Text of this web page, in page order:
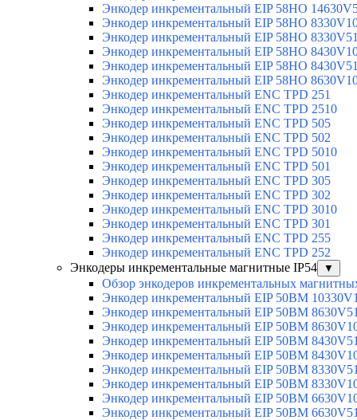
Энкодер инкрементальный EIP 58HO
Энкодер инкрементальный EIP 58HO
Энкодер инкрементальный EIP 58HO
Энкодер инкрементальный EIP 58HO
Энкодер инкрементальный EIP 58HO
Энкодер инкрементальный EIP 58HO
Энкодер инкрементальный ENC TPD 251
Энкодер инкрементальный ENC TPD 2510
Энкодер инкрементальный ENC TPD 505
Энкодер инкрементальный ENC TPD 502
Энкодер инкрементальный ENC TPD 5010
Энкодер инкрементальный ENC TPD 501
Энкодер инкрементальный ENC TPD 305
Энкодер инкрементальный ENC TPD 302
Энкодер инкрементальный ENC TPD 3010
Энкодер инкрементальный ENC TPD 301
Энкодер инкрементальный ENC TPD 255
Энкодер инкрементальный ENC TPD 252
Энкодеры инкрементальные магнитные IP54
▼
Обзор энкодеров инкрементальных
Энкодер инкрементальный EIP 50BM
Энкодер инкрементальный EIP 50BM
Энкодер инкрементальный EIP 50BM
Энкодер инкрементальный EIP 50BM
Энкодер инкрементальный EIP 50BM
Энкодер инкрементальный EIP 50BM
Энкодер инкрементальный EIP 50BM
Энкодер инкрементальный EIP 50BM
Энкодер инкрементальный EIP 50BM